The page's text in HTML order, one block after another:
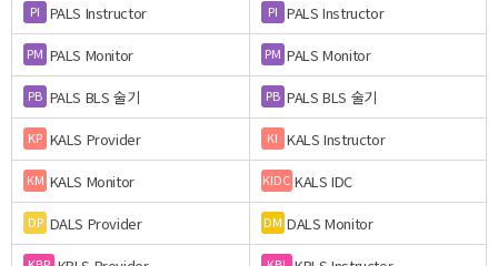
PI PALS Instructor PI PALS Instructor
PM PALS Monitor PM PALS Monitor
PB PALS BLS 술기 PB PALS BLS 술기
KP KALS Provider KI KALS Instructor
KM KALS Monitor KIDC KALS IDC
DP DALS Provider DM DALS Monitor